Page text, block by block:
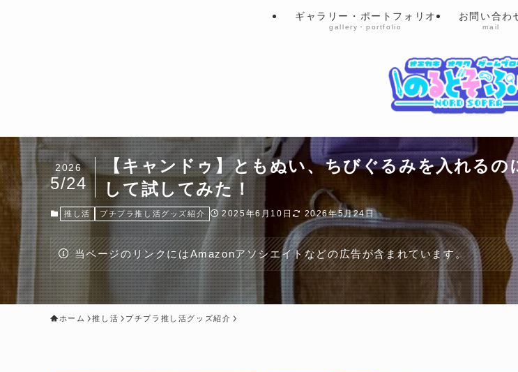
ギャラリー・ポートフォリオ
gallery・portfolio
お問い合わ
mail
【キャンドゥ】ともぬい、ちびぐるみを入れる
して試してみた！
2026
5/24
推し活 プチプラ推し活グッズ紹介 2025年6月10日 2026年5月24日
当ページのリンクにはAmazonアソシエイトなどの広告が含まれています。
ホーム 推し活 プチプラ推し活グッズ紹介